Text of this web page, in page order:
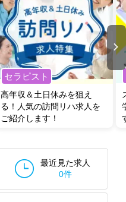
セラピスト
高年収＆土日休みを狙え
る！人気の訪問リハ求人を
ご紹介します！
最近見た求人
0件